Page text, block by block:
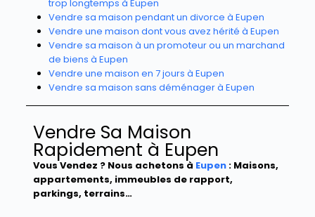
trop longtemps à Eupen
Vendre sa maison pendant un divorce à Eupen
Vendre une maison dont vous avez hérité à Eupen
Vendre sa maison à un promoteur ou un marchand
de biens à Eupen
Vendre une maison en 7 jours à Eupen
Vendre sa maison sans déménager à Eupen
Vendre Sa Maison
Rapidement à Eupen
Vous Vendez ? Nous achetons à Eupen: Maisons,
appartements, immeubles de rapport,
parkings, terrains…